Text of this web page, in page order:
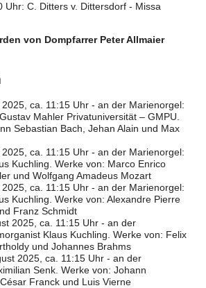
Uhr: C. Ditters v. Dittersdorf - Missa
von Dompfarrer Peter Allmaier
ca. 11:15 Uhr - an der Marienorgel:
Mahler Privatuniversität – GMPU.
Sebastian Bach, Jehan Alain und Max
ca. 11:15 Uhr - an der Marienorgel:
Kuchling. Werke von: Marco Enrico
und Wolfgang Amadeus Mozart
ca. 11:15 Uhr - an der Marienorgel:
Kuchling. Werke von: Alexandre Pierre
Franz Schmidt
2025, ca. 11:15 Uhr - an der
Klaus Kuchling. Werke von: Felix
und Johannes Brahms
2025, ca. 11:15 Uhr - an der
Senk. Werke von: Johann
Franck und Luis Vierne